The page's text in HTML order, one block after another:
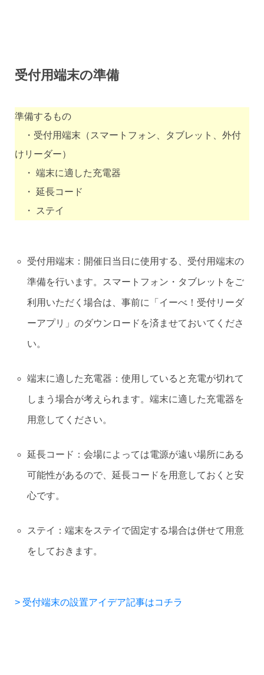
受付用端末の準備
準備するもの
・受付用端末（スマートフォン、タブレット、外付
けリーダー）
・ 端末に適した充電器
・ 延長コード
・ ステイ
受付用端末：開催日当日に使用する、受付用端末の
準備を行います。スマートフォン・タブレットをご
利用いただく場合は、事前に「イーべ！受付リーダ
ーアプリ」のダウンロードを済ませておいてくださ
い。
端末に適した充電器：使用していると充電が切れて
しまう場合が考えられます。端末に適した充電器を
用意してください。
延長コード：会場によっては電源が遠い場所にある
可能性があるので、延長コードを用意しておくと安
心です。
ステイ：端末をステイで固定する場合は併せて用意
をしておきます。
> 受付端末の設置アイデア記事はコチラ